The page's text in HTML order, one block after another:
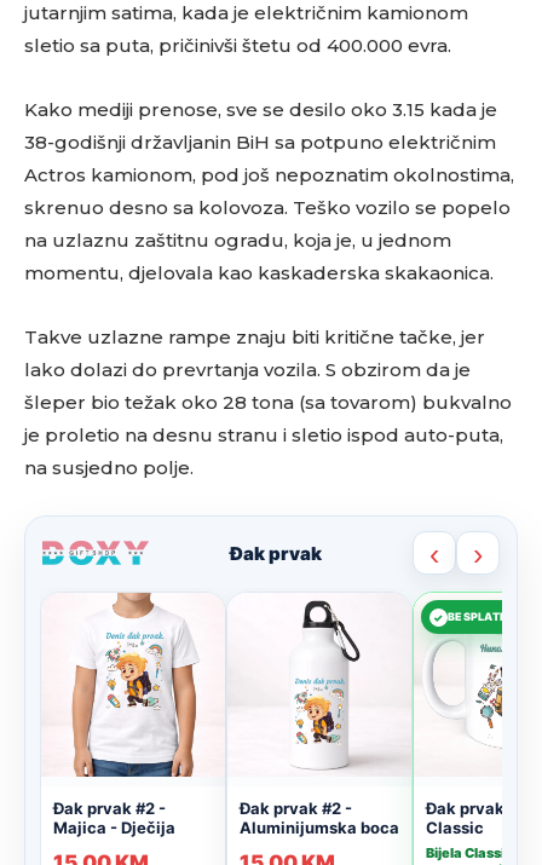
jutarnjim satima, kada je električnim kamionom
sletio sa puta, pričinivši štetu od 400.000 evra.
Kako mediji prenose, sve se desilo oko 3.15 kada je
38-godišnji državljanin BiH sa potpuno električnim
Actros kamionom, pod još nepoznatim okolnostima,
skrenuo desno sa kolovoza. Teško vozilo se popelo
na uzlaznu zaštitnu ogradu, koja je, u jednom
momentu, djelovala kao kaskaderska skakaonica.
Takve uzlazne rampe znaju biti kritične tačke, jer
lako dolazi do prevrtanja vozila. S obzirom da je
šleper bio težak oko 28 tona (sa tovarom) bukvalno
je proletio na desnu stranu i sletio ispod auto-puta,
na susjedno polje.